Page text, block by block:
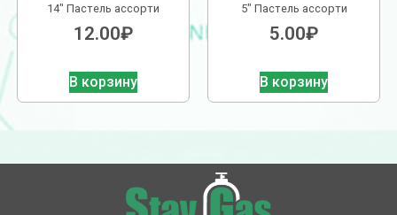
14″ Пастель ассорти
12.00₽
В корзину
5″ Пастель ассорти
5.00₽
В корзину